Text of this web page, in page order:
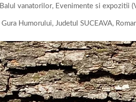
Balul vanatorilor, Evenimente si expozitii
Gura Humorului, Judetul SUCEAVA,